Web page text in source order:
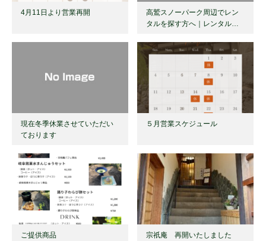
4月11日より営業再開
高鷲スノーパーク周辺でレン
タルを探す方へ｜レンタル…
現在冬季休業させていただい
ております
５月営業スケジュール
ご提供商品 宗祇庵 再開いたしました